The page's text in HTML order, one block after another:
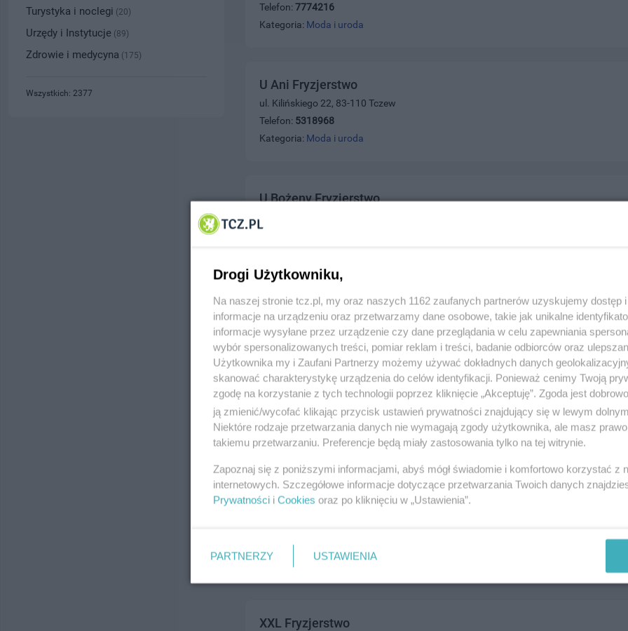
Telefon: 7774216
Kategoria: Moda i uroda
U Ani Fryzjerstwo
ul. Kilińskiego 22, 83-110 Tczew
Telefon: 5318968
Kategoria: Moda i uroda
U Bożeny Fryzjerstwo
ul. Sobieskiego 10, 83-110 Tczew
Usługi Fryzjerskie
ul. Wyzwolenia 1, 83-110 Tczew
Telefon:5313795
Kategoria:Moda i uroda
Usługi Krawieckie KRC
ul. Krótka 10, (na przeciwko sklepu z tkaninami), II piętro, 83-110 Tczew
Kategoria:
Moda i uroda
XXL Fryzjerstwo
Turystyka i noclegi (20)
Urzędy i Instytucje (89)
Zdrowie i medycyna (175)
Wszystkich: 2377
Drogi Użytkowniku,
Na naszej stronie tcz.pl, my oraz naszych 1162 zaufanych partnerów uzyskujemy dostęp
informacje na urządzeniu oraz przetwarzamy dane osobowe, takie jak unikalne
informacje wysyłane przez urządzenie czy dane przeglądania w celu zapewniania
wybór spersonalizowanych treści, pomiar reklam i treści, badanie odbiorców oraz
Użytkownika my i Zaufani Partnerzy możemy używać dokładnych danych
skanować charakterystykę urządzenia do celów identyfikacji. Ponieważ cenimy Twoją
zgodę na korzystanie z tych technologii poprzez kliknięcie „Akceptuję”. Zgoda jest
ją zmienić/wycofać klikając przycisk ustawień prywatności znajdujący się w lewym
Niektóre rodzaje przetwarzania danych nie wymagają zgody użytkownika, ale masz
takiemu przetwarzaniu. Preferencje będą miały zastosowania tylko na tej witrynie.
Zapoznaj się z poniższymi informacjami, abyś mógł świadomie i komfortowo korzystać z
internetowych. Szczegółowe informacje dotyczące przetwarzania Twoich danych
Prywatności i Cookies oraz po kliknięciu w „Ustawienia”.
PARTNERZY USTAWIENIA